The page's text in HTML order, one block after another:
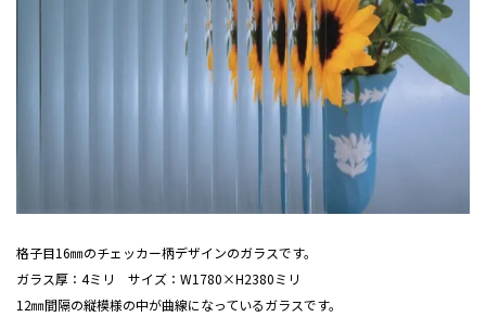
格子目16㎜のチェッカー柄デザインのガラスです。
ガラス厚：4ミリ サイズ：W1780×H2380ミリ
12㎜間隔の縦模様の中が曲線になっているガラスです。